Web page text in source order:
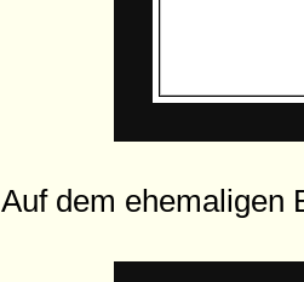
Auf dem ehemaligen